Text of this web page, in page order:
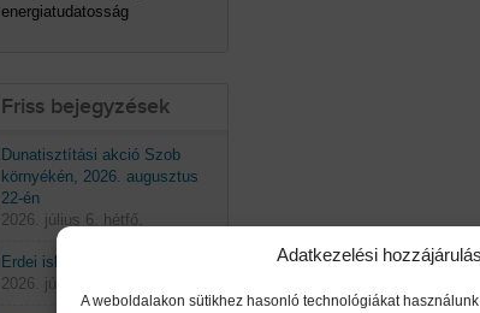
Adatkezelési
A weboldalakon sütikhez hasonló technológiákat
energiatudatosság
Friss bejegyzések
Dunatisztítási akció Szob
környékén, 2026. augusztus
22-én
2026. július 6. hétfő.
Erdei iskolák 2026 tavaszán
2026. június 29. hétfő.